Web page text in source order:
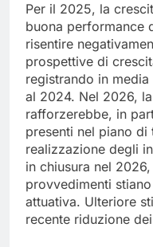
Per il 2025, la
buona performance
risentire
prospettive di
registrando in media
al 2024. Nel 2026,
rafforzerebbe, in
presenti nel piano
realizzazione degli
in chiusura nel
provvedimenti
attuativa. Ulteriore
recente riduzione